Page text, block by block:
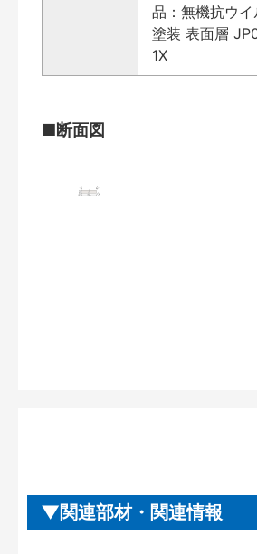
品：無機抗ウイ
塗装 表面層
1X
■断面図
関連部材・関連情報